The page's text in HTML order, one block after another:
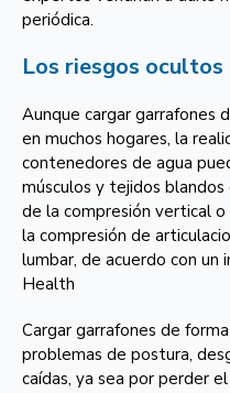
periódica.
Los riesgos
Aunque cargar garrafones
en muchos hogares, la
contenedores de agua
músculos y tejidos
de la compresión vertical
la compresión de
lumbar, de acuerdo con un
Health
Cargar garrafones de
problemas de postura,
caídas, ya sea por perder